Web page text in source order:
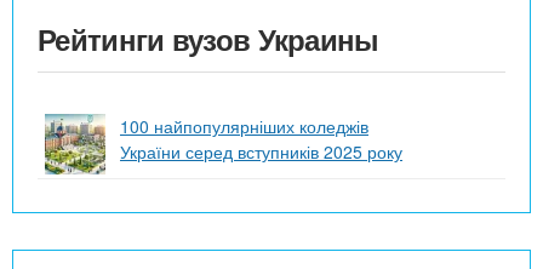
Рейтинги вузов Украины
100 найпопулярніших коледжів
України серед вступників 2025 року